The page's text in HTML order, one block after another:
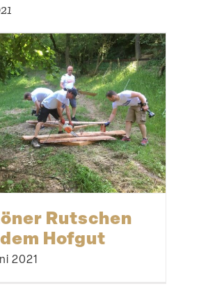
Rutschen
Hofgut
2021